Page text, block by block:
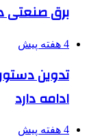
برق صنعتی در ایران ۱۵ برابر
4 هفته پیش
تدوین
ادامه دارد
4 هفته پیش